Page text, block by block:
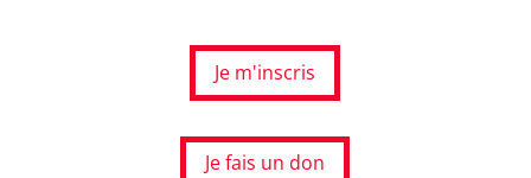
Je m'inscris
Je fais un don